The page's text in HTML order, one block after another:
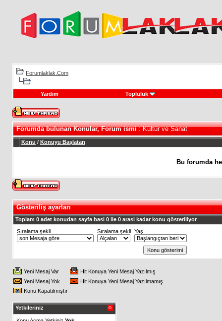
Forumlaklak.Com
Yardım Topluluk
Forumda bulunan Konular, Forum ismi: Kültür ve Sanat
Konu / Konuyu Başlatan
Bu forumda
Gösteriliş ayarları
Toplam 0 adet konudan sayfa basi 0 ile 0 arasi kadar konu gösteriliyor
Sıralama şekli
Sıralama şekli Yaş
Yeni Mesaj Var
Hit Konuya Yeni Mesaj Yazılmış
Yeni Mesaj Yok
Hit Konuya Yeni Mesaj Yazılmamış
Konu Kapatılmıştır
Yetkileriniz